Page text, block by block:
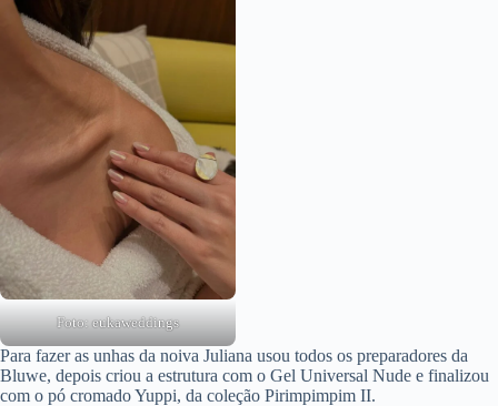
Foto: eukaweddings
Para fazer as unhas da noiva Juliana usou todos os preparadores da
Bluwe, depois criou a estrutura com o Gel Universal Nude e finalizou
com o pó cromado Yuppi, da coleção Pirimpimpim II.